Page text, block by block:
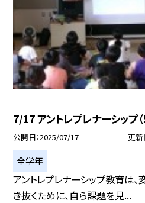
7/17 アントレプレナーシップ（
公開日 2025/07/17 更新
全学年
アントレプレナーシップ教育は
き抜くために、自ら課題を見...